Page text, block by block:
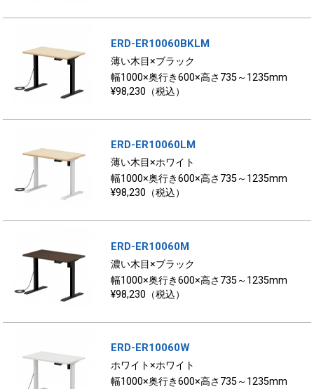
ERD-ER10060BKLM
薄い木目×ブラック
幅1000×奥行き600×高さ735～1235mm
¥98,230（税込）
ERD-ER10060LM
薄い木目×ホワイト
幅1000×奥行き600×高さ735～1235mm
¥98,230（税込）
ERD-ER10060M
濃い木目×ブラック
幅1000×奥行き600×高さ735～1235mm
¥98,230（税込）
ERD-ER10060W
ホワイト×ホワイト
幅1000×奥行き600×高さ735～1235mm